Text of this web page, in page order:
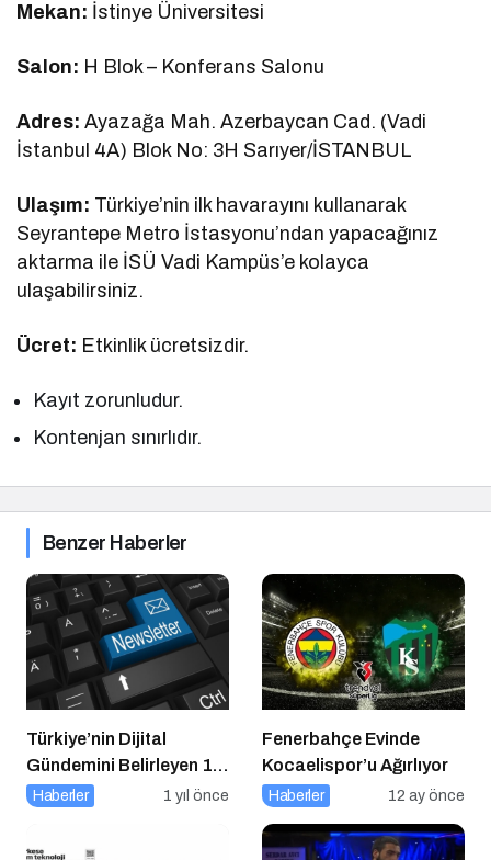
Mekan: İstinye Üniversitesi
Salon: H Blok – Konferans Salonu
Adres: Ayazağa Mah. Azerbaycan Cad. (Vadi
İstanbul 4A) Blok No: 3H Sarıyer/İSTANBUL
Ulaşım: Türkiye’nin ilk havarayını kullanarak
Seyrantepe Metro İstasyonu’ndan yapacağınız
aktarma ile İSÜ Vadi Kampüs’e kolayca
ulaşabilirsiniz.
Ücret: Etkinlik ücretsizdir.
Kayıt zorunludur.
Kontenjan sınırlıdır.
Benzer Haberler
Türkiye’nin Dijital
Gündemini Belirleyen 15
Haber Sitesi
Haberler 1 yıl önce
Fenerbahçe Evinde
Kocaelispor’u Ağırlıyor
Haberler 12 ay önce